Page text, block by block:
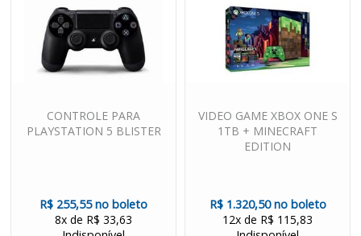
CONTROLE PARA
PLAYSTATION 5 BLISTER
R$ 255,55 no boleto
8x de R$ 33,63
VIDEO GAME XBOX ONE S
1TB + MINECRAFT
EDITION
R$ 1.320,50 no boleto
12x de R$ 115,83